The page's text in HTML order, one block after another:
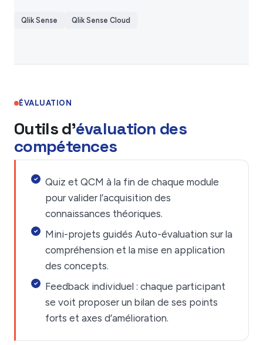
Qlik Sense Qlik Sense Cloud
ÉVALUATION
Outils d'évaluation des
compétences
Quiz et QCM à la fin de chaque module
pour valider l’acquisition des
connaissances théoriques.
Mini-projets guidés Auto-évaluation sur la
compréhension et la mise en application
des concepts.
Feedback individuel : chaque participant
se voit proposer un bilan de ses points
forts et axes d’amélioration.